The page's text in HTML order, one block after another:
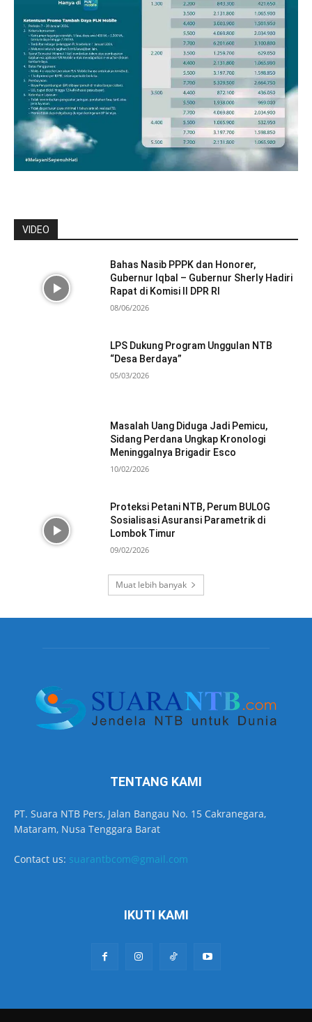
VIDEO
Bahas Nasib PPPK dan Honorer,
Gubernur Iqbal – Gubernur Sherly Hadiri
Rapat di Komisi II DPR RI
08/06/2026
LPS Dukung Program Unggulan NTB
“Desa Berdaya”
05/03/2026
Masalah Uang Diduga Jadi Pemicu,
Sidang Perdana Ungkap Kronologi
Meninggalnya Brigadir Esco
10/02/2026
Proteksi Petani NTB, Perum BULOG
Sosialisasi Asuransi Parametrik di
Lombok Timur
09/02/2026
Muat lebih banyak
TENTANG KAMI
PT. Suara NTB Pers, Jalan Bangau No. 15 Cakranegara,
Mataram, Nusa Tenggara Barat
Contact us: suarantbcom@gmail.com
IKUTI KAMI